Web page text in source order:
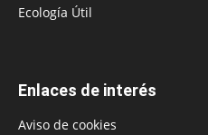
Ecología Útil
Enlaces de interés
Aviso de cookies